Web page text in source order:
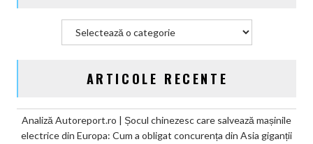
CO2
ARTICOLE RECENTE
Analiză Autoreport.ro | Șocul chinezesc care salvează mașinile
electrice din Europa: Cum a obligat concurența din Asia giganții